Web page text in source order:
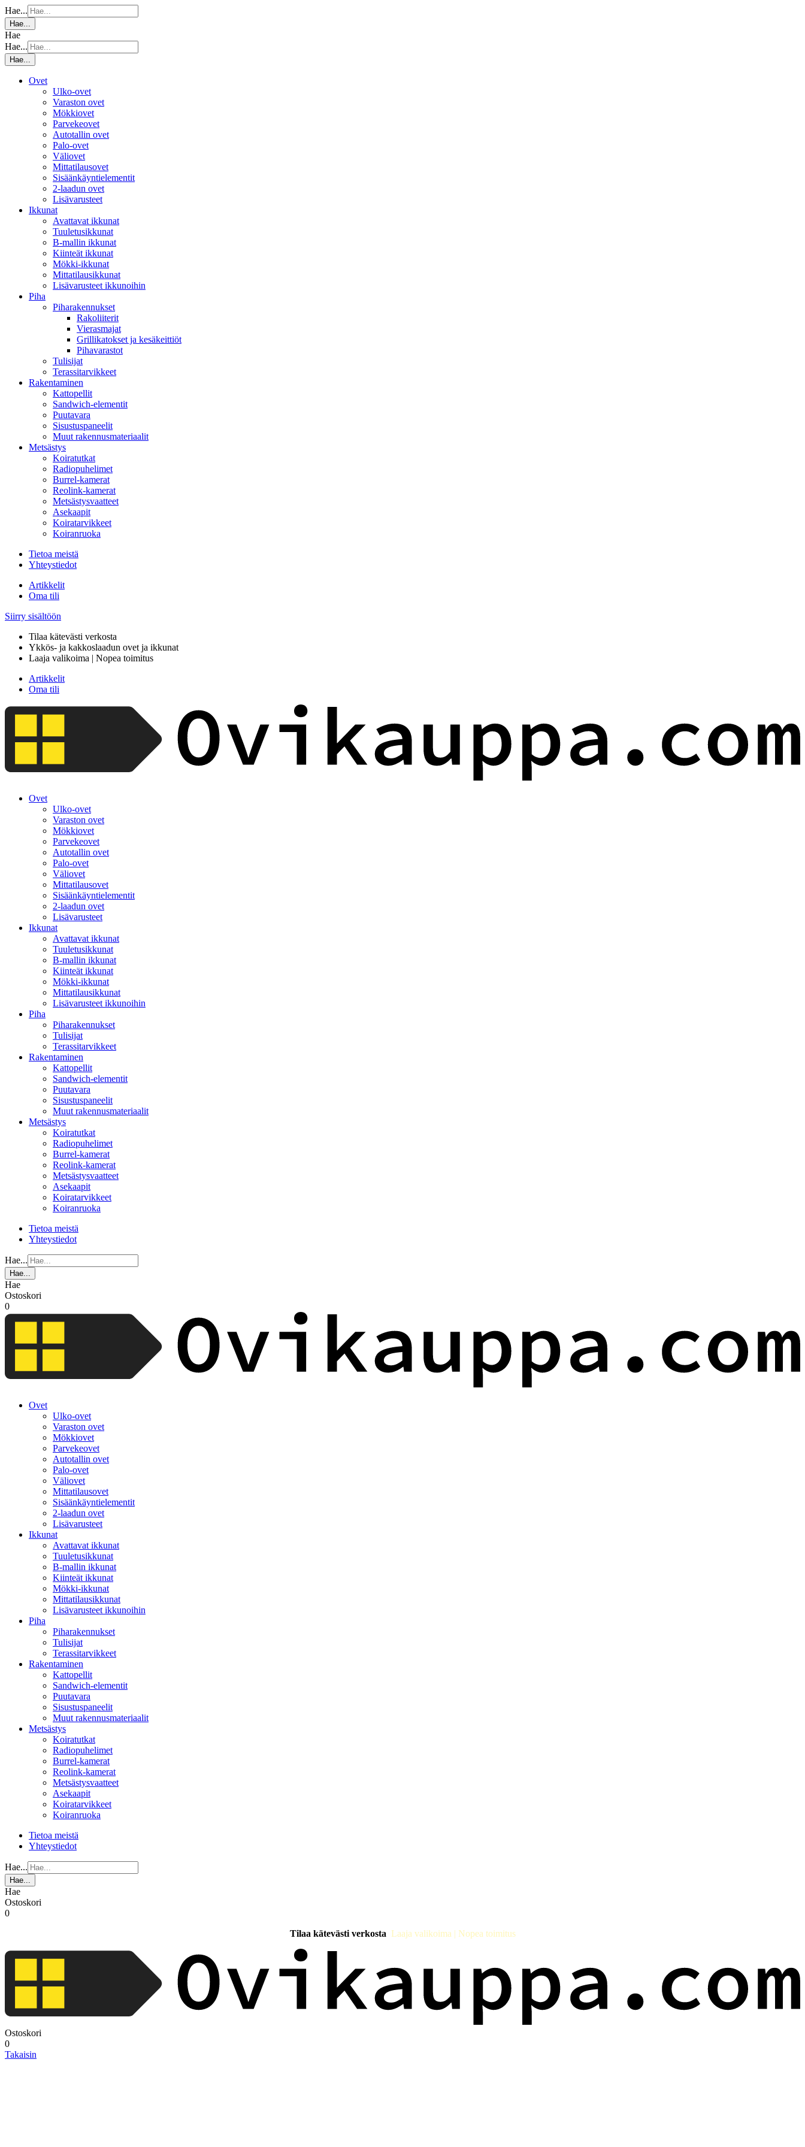
Hae...
Hae...
Hae
Hae...
Hae...
Ovet
Ulko-ovet
Varaston ovet
Mökkiovet
Parvekeovet
Autotallin ovet
Palo-ovet
Väliovet
Mittatilausovet
Sisäänkäyntielementit
2-laadun ovet
Lisävarusteet
Ikkunat
Avattavat ikkunat
Tuuletusikkunat
B-mallin ikkunat
Kiinteät ikkunat
Mökki-ikkunat
Mittatilausikkunat
Lisävarusteet ikkunoihin
Piha
Piharakennukset
Rakoliiterit
Vierasmajat
Grillikatokset ja kesäkeittiöt
Pihavarastot
Tulisijat
Terassitarvikkeet
Rakentaminen
Kattopellit
Sandwich-elementit
Puutavara
Sisustuspaneelit
Muut rakennusmateriaalit
Metsästys
Koiratutkat
Radiopuhelimet
Burrel-kamerat
Reolink-kamerat
Metsästysvaatteet
Asekaapit
Koiratarvikkeet
Koiranruoka
Tietoa meistä
Yhteystiedot
Artikkelit
Oma tili
Siirry sisältöön
Tilaa kätevästi verkosta
Ykkös- ja kakkoslaadun ovet ja ikkunat
Laaja valikoima | Nopea toimitus
Artikkelit
Oma tili
Ovet
Ulko-ovet
Varaston ovet
Mökkiovet
Parvekeovet
Autotallin ovet
Palo-ovet
Väliovet
Mittatilausovet
Sisäänkäyntielementit
2-laadun ovet
Lisävarusteet
Ikkunat
Avattavat ikkunat
Tuuletusikkunat
B-mallin ikkunat
Kiinteät ikkunat
Mökki-ikkunat
Mittatilausikkunat
Lisävarusteet ikkunoihin
Piha
Piharakennukset
Tulisijat
Terassitarvikkeet
Rakentaminen
Kattopellit
Sandwich-elementit
Puutavara
Sisustuspaneelit
Muut rakennusmateriaalit
Metsästys
Koiratutkat
Radiopuhelimet
Burrel-kamerat
Reolink-kamerat
Metsästysvaatteet
Asekaapit
Koiratarvikkeet
Koiranruoka
Tietoa meistä
Yhteystiedot
Hae...
Hae...
Hae
Ostoskori
0
Ovet
Ulko-ovet
Varaston ovet
Mökkiovet
Parvekeovet
Autotallin ovet
Palo-ovet
Väliovet
Mittatilausovet
Sisäänkäyntielementit
2-laadun ovet
Lisävarusteet
Ikkunat
Avattavat ikkunat
Tuuletusikkunat
B-mallin ikkunat
Kiinteät ikkunat
Mökki-ikkunat
Mittatilausikkunat
Lisävarusteet ikkunoihin
Piha
Piharakennukset
Tulisijat
Terassitarvikkeet
Rakentaminen
Kattopellit
Sandwich-elementit
Puutavara
Sisustuspaneelit
Muut rakennusmateriaalit
Metsästys
Koiratutkat
Radiopuhelimet
Burrel-kamerat
Reolink-kamerat
Metsästysvaatteet
Asekaapit
Koiratarvikkeet
Koiranruoka
Tietoa meistä
Yhteystiedot
Hae...
Hae...
Hae
Ostoskori
0
Tilaa kätevästi verkosta Laaja valikoima | Nopea toimitus
Ostoskori
0
Takaisin